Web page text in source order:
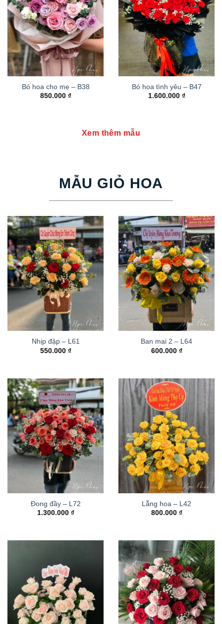
Bó hoa cho mẹ – B38
850.000 ₫
Bó hoa tình yêu – B47
1.600.000 ₫
Xem thêm mẫu
MẪU GIỎ HOA
Nhịp đập – L61
550.000 ₫
Ban mai 2 – L64
600.000 ₫
Đong đầy – L72
1.300.000 ₫
Lẵng hoa – L42
800.000 ₫